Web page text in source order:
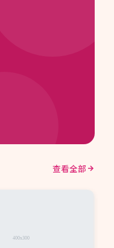
查看全部